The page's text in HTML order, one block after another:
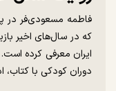
که در سال‌های اخیر
ایران معرفی کرده
دوران کودکی با